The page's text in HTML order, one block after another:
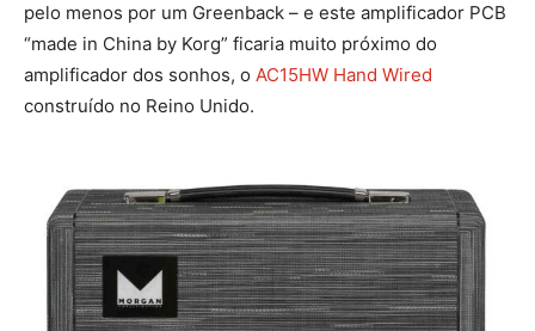
pelo menos por um Greenback – e este amplificador PCB
“made in China by Korg” ficaria muito próximo do
amplificador dos sonhos, o AC15HW Hand Wired
construído no Reino Unido.